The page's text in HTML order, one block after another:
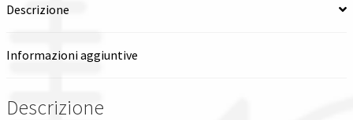
Descrizione
Informazioni aggiuntive
Descrizione